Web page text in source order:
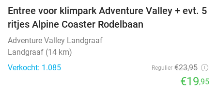
17%
Entree voor klimpark Adventure Valley + evt. 5
ritjes Alpine Coaster Rodelbaan
Adventure Valley Landgraaf
Landgraaf (14 km)
Verkocht: 1.085
Regulier €23,95
€19,95